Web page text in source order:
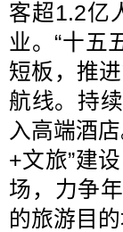
客超1.2亿
业。“十五
短板，推
航线。持
入高端酒
+文旅”建
场，力争
的旅游目的